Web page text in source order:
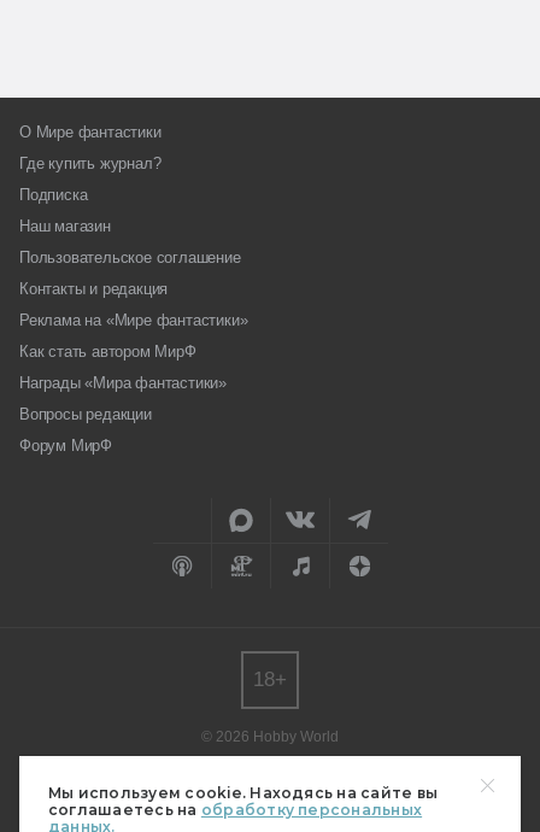
Мы используем cookie. Находясь на сайте вы
соглашаетесь на обработку персональных
данных.
О Мире фантастики
Где купить журнал?
Подписка
Наш магазин
Пользовательское соглашение
Контакты и редакция
Реклама на «Мире фантастики»
Как стать автором МирФ
Награды «Мира фантастики»
Вопросы редакции
Форум МирФ
© 2026 Hobby World
редакции.
Мнение авторов может не совпадать с мнением редакции.
18+